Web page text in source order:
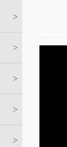
>
>
>
>
>